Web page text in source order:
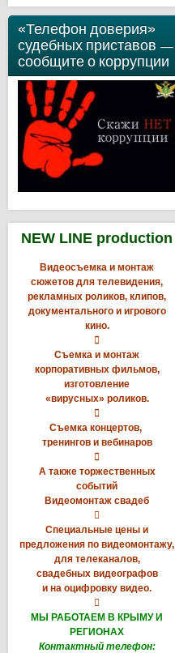
«Телефон доверия»
судебных приставов —
сообщите о коррупции
NEW LINE production
Видеосъемка и монтаж
сюжетов для телевидения,
рекламных роликов, клипов,
документального и игрового
кино.

Съемка и монтаж
корпоративных фильмов,
изготовление
«вирусных» роликов.

Съемка концертов,
тренингов и вебинаров

А также торжественных
событий
Видеомонтаж свадеб

Специальные цены и
предложения по видеомонтажу,
для телеканалов,
свадебных видеографов
и на оцифровку видео.

МЫ РАБОТАЕМ В КРЫМУ И
РЕГИОНАХ
Контактный телефон: